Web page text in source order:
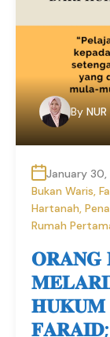
By
January
Bukan Waris,
Hartanah,
Rumah
𝐎𝐑𝐀𝐍𝐆
𝐇𝐔𝐊𝐔𝐌